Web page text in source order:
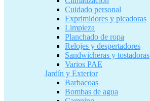
Cuidado personal
Exprimidores y picadoras
Limpieza
Planchado de ropa
Relojes y despertadores
Sandwicheras y tostadoras
Varios PAE
Jardín y Exterior
Barbacoas
Bombas de agua